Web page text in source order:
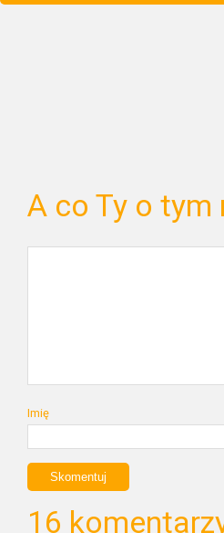
A co Ty o tym
Imię
16